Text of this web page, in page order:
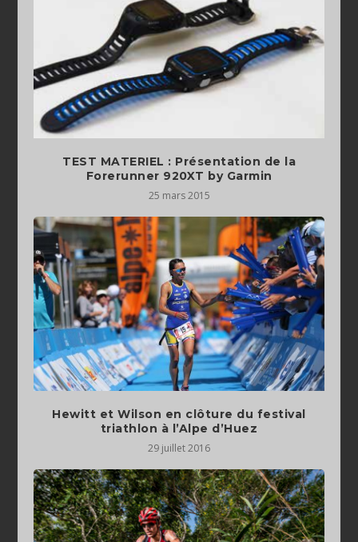
TEST MATERIEL : Présentation de la
Forerunner 920XT by Garmin
25 mars 2015
Hewitt et Wilson en clôture du festival
triathlon à l’Alpe d’Huez
29 juillet 2016